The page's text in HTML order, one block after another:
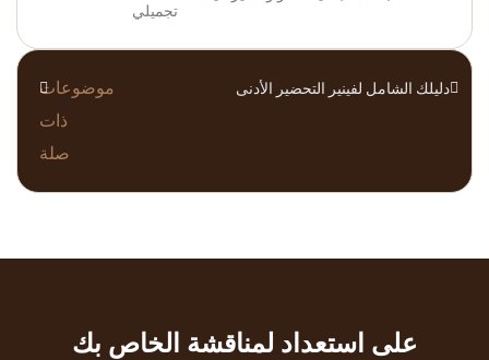
تجميلي
موضوعات
ذات
صلة
دليلك الشامل لفينير التحضير الأدنى
على استعداد لمناقشة الخاص بك